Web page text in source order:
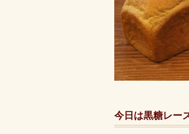
今日は黒糖レー